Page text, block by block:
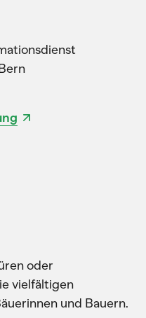
oder
vielfältigen
und Bauern.